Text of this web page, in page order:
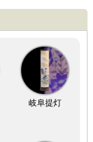
岐阜提灯